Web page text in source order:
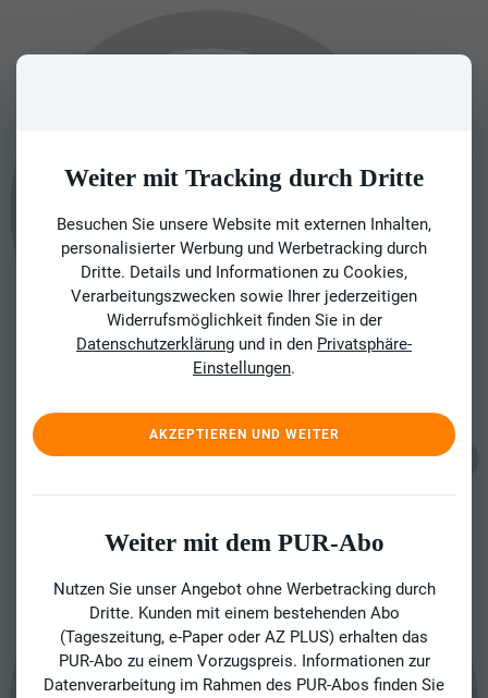
Weiter mit Tracking durch Dritte
Besuchen Sie unsere Website mit externen Inhalten,
personalisierter Werbung und Werbetracking durch
Dritte. Details und Informationen zu Cookies,
Verarbeitungszwecken sowie Ihrer jederzeitigen
Widerrufsmöglichkeit finden Sie in der
Datenschutzerklärung und in den Privatsphäre-
Einstellungen.
AKZEPTIEREN UND WEITER
Weiter mit dem PUR-Abo
Nutzen Sie unser Angebot ohne Werbetracking durch
Dritte. Kunden mit einem bestehenden Abo
(Tageszeitung, e-Paper oder AZ PLUS) erhalten das
PUR-Abo zu einem Vorzugspreis. Informationen zur
Datenverarbeitung im Rahmen des PUR-Abos finden Sie